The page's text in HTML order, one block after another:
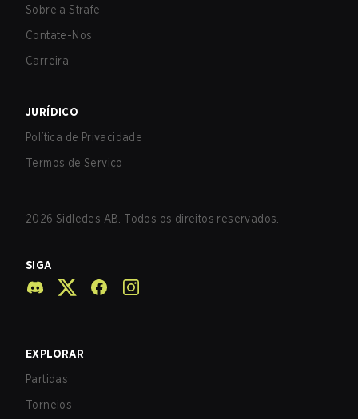
Sobre a Strafe
Contate-Nos
Carreira
JURÍDICO
Política de Privacidade
Termos de Serviço
2026 Sidledes AB. Todos os direitos reservados.
SIGA
EXPLORAR
Partidas
Torneios